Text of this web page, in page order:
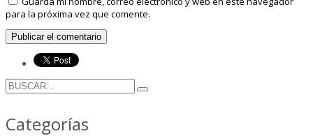
para la próxima vez que comente.
Categorías